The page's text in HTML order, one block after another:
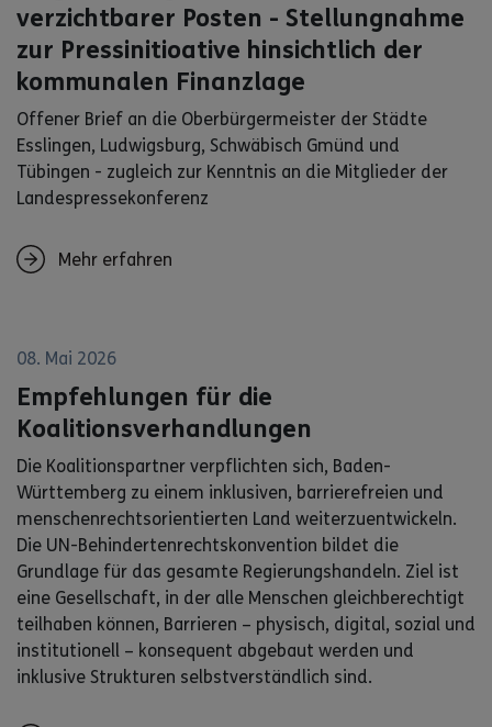
verzichtbarer Posten - Stellungnahme
zur Pressinitioative hinsichtlich der
kommunalen Finanzlage
Offener Brief an die Oberbürgermeister der Städte
Esslingen, Ludwigsburg, Schwäbisch Gmünd und
Tübingen - zugleich zur Kenntnis an die Mitglieder der
Landespressekonferenz
Mehr erfahren
08. Mai 2026
Empfehlungen für die
Koalitionsverhandlungen
Die Koalitionspartner verpflichten sich, Baden-
Württemberg zu einem inklusiven, barrierefreien und
menschenrechtsorientierten Land weiterzuentwickeln.
Die UN-Behindertenrechtskonvention bildet die
Grundlage für das gesamte Regierungshandeln. Ziel ist
eine Gesellschaft, in der alle Menschen gleichberechtigt
teilhaben können, Barrieren – physisch, digital, sozial und
institutionell – konsequent abgebaut werden und
inklusive Strukturen selbstverständlich sind.